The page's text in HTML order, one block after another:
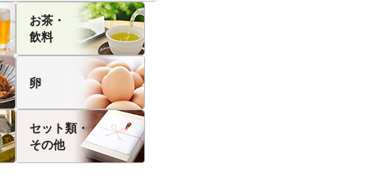
お茶・
飲料
卵
セット類・
その他